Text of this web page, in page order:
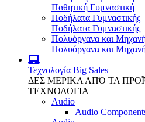
Παθητική Γυμναστική
Ποδήλατα Γυμναστικής
Ποδήλατα Γυμναστικής
Πολυόργανα και
Πολυόργανα και
Τεχνολογία Big Sales
ΔΕΣ ΜΕΡΙΚΑ ΑΠΌ ΤΑ
ΤΕΧΝΟΛΟΓΙΑ
Audio
Audio